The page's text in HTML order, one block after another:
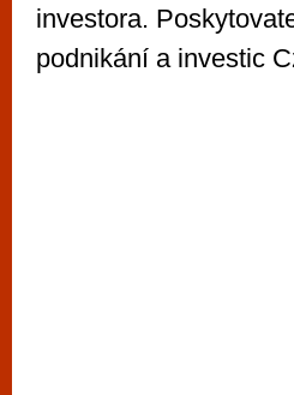
investora.
podnikání a investic